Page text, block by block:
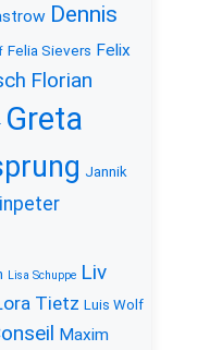
Dennis
Felia Sievers Felix
Florian
Greta
Jannik
Lisa Schuppe Liv
Tietz Luis Wolf
Maxim